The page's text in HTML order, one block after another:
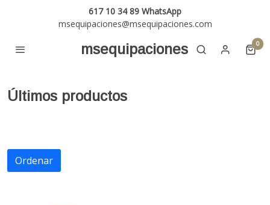
617 10 34 89 WhatsApp
msequipaciones@msequipaciones.com
msequipaciones 0
Últimos productos
Ordenar